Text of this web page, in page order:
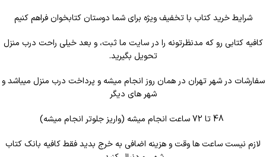
شرایط خرید کتاب با تخفیف ویژه برای شما دوستان کتابخوان فراهم کنیم
کافیه کتابی رو که مدنظرتونه را در سایت ما ثبت، و بعد خیلی راحت درب منزل
تحویل بگیرید.
سفارشات در شهر تهران در همان روز انجام میشه و پرداخت درب منزل میباشد و
شهر های دیگر
لازم نیست ساعت ها وقت و هزینه اضافی به خرج بدید فقط کافیه بانک کتاب